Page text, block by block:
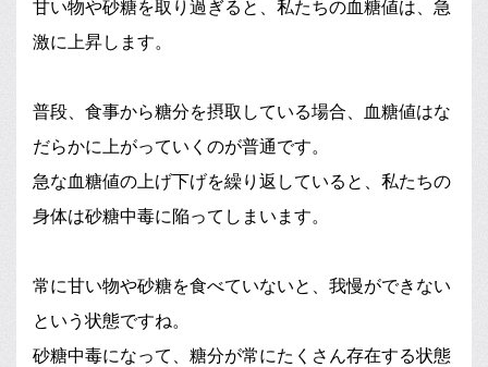
甘い物や砂糖を取り過ぎると、私たちの血糖値は、急
激に上昇します。
普段、食事から糖分を摂取している場合、血糖値はな
だらかに上がっていくのが普通です。
急な血糖値の上げ下げを繰り返していると、私たちの
身体は砂糖中毒に陥ってしまいます。
常に甘い物や砂糖を食べていないと、我慢ができない
という状態ですね。
砂糖中毒になって、糖分が常にたくさん存在する状態